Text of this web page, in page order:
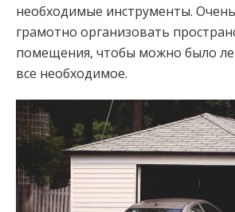
необходимые инструменты.
грамотно организовать
помещения, чтобы можно было
все необходимое.